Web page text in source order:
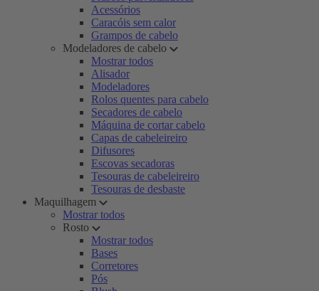
Acessórios
Caracóis sem calor
Grampos de cabelo
Modeladores de cabelo
Mostrar todos
Alisador
Modeladores
Rolos quentes para cabelo
Secadores de cabelo
Máquina de cortar cabelo
Capas de cabeleireiro
Difusores
Escovas secadoras
Tesouras de cabeleireiro
Tesouras de desbaste
Maquilhagem
Mostrar todos
Rosto
Mostrar todos
Bases
Corretores
Pós